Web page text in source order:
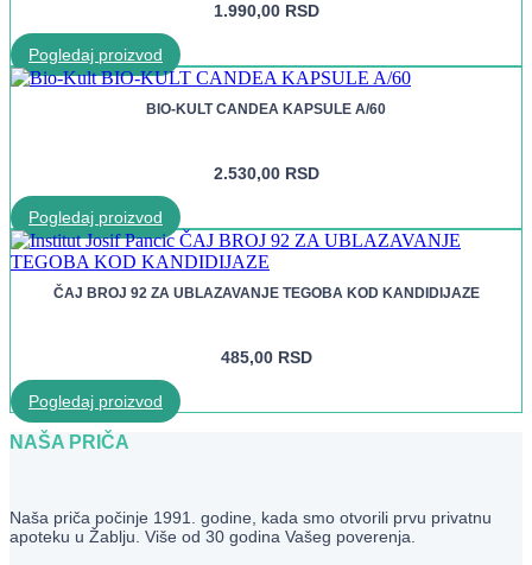
1.990,00 RSD
Pogledaj proizvod
BIO-KULT CANDEA KAPSULE A/60
2.530,00 RSD
Pogledaj proizvod
ČAJ BROJ 92 ZA UBLAZAVANJE TEGOBA KOD KANDIDIJAZE
485,00 RSD
Pogledaj proizvod
NAŠA PRIČA
Naša priča počinje 1991. godine, kada smo otvorili prvu privatnu
apoteku u Žablju. Više od 30 godina Vašeg poverenja.